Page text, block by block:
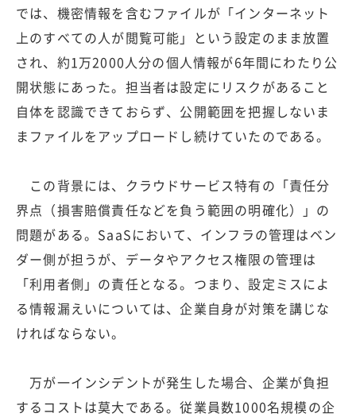
では、機密情報を含むファイルが「インターネット
上のすべての人が閲覧可能」という設定のまま放置
され、約1万2000人分の個人情報が6年間にわたり公
開状態にあった。担当者は設定にリスクがあること
自体を認識できておらず、公開範囲を把握しないま
まファイルをアップロードし続けていたのである。
この背景には、クラウドサービス特有の「責任分
界点（損害賠償責任などを負う範囲の明確化）」の
問題がある。SaaSにおいて、インフラの管理はベン
ダー側が担うが、データやアクセス権限の管理は
「利用者側」の責任となる。つまり、設定ミスによ
る情報漏えいについては、企業自身が対策を講じな
ければならない。
万が一インシデントが発生した場合、企業が負担
するコストは莫大である。従業員数1000名規模の企